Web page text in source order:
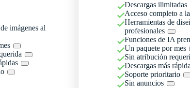
imágenes al
Descargas ilimitadas
Acceso completo a
Herramientas de
profesionales
Funciones de IA
Un paquete por mes
Sin atribución
Descargas más
Soporte prioritario
Sin anuncios